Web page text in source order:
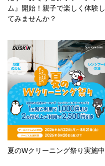
ム』開始！親子で楽しく体験し
てみませんか？
夏のWクリーニング祭り実施中